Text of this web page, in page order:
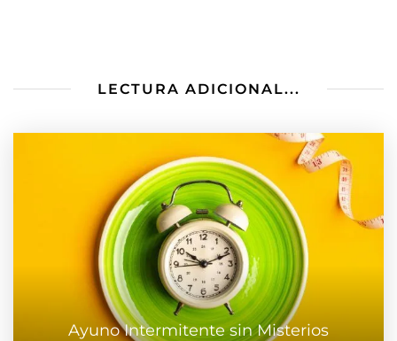
LECTURA ADICIONAL...
Ayuno Intermitente sin Misterios